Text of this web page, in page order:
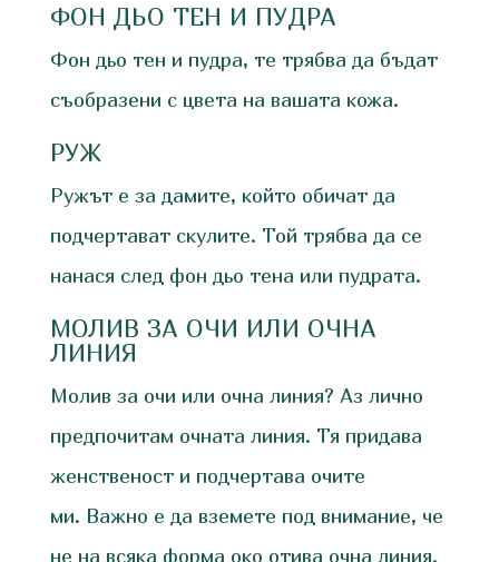
ФОН ДЬО ТЕН И ПУДРА
Фон дьо тен и пудра, те трябва да бъдат
съобразени с цвета на вашата кожа.
РУЖ
Ружът е за дамите, който обичат да
подчертават скулите. Той трябва да се
нанася след фон дьо тена или пудрата.
МОЛИВ ЗА ОЧИ ИЛИ ОЧНА
ЛИНИЯ
Молив за очи или очна линия? Аз лично
предпочитам очната линия. Тя придава
женственост и подчертава очите
ми. Важно е да вземете под внимание, че
не на всяка форма око отива очна линия.